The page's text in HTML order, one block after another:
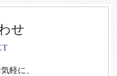
せ
軽に、